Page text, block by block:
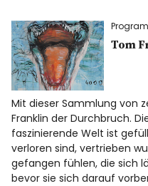
Tom
Mit dieser Sammlung von
Franklin der Durchbruch.
faszinierende Welt ist
verloren sind, vertrieben
gefangen fühlen, die sich
bevor sie sich darauf